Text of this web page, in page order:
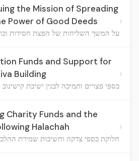
the Mission of Spreading
Power of Good Deeds
על המשך השליחות של הפצת חסידות
›
Funds and Support for
Building
כספי פצויים ותמיכה לבנין ישיבת קישינוב
›
Charity Funds and the
Halachah
חלוקת כספי צדקה וחשיבות שמירת
›